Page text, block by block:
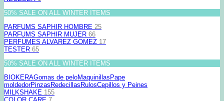
50% SALE ON ALL WINTER ITEMS
PARFUMS SAPHIR HOMBRE 25
PARFUMS SAPHIR MUJER 66
PERFUMES ALVAREZ GOMEZ 17
TESTER 65
50% SALE ON ALL WINTER ITEMS
BIOKERAGomas de peloMaquinillasPape
moldedorPinzasRedecillasRulosCepillos y Peines
MILKSHAKE 155